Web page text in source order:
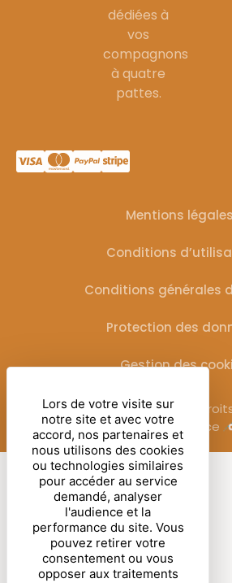
dédiées à
vos
compagnons
à quatre
pattes.
Mentions légales
Conditions
Conditions générales
Protection des
Gestion des
© Sublimora – 2025. Tous
réalisation de l’agence
Lors de votre visite sur
notre site et avec votre
accord, nos partenaires et
nous utilisons des cookies
ou technologies similaires
pour accéder au service
demandé, analyser
l'audience et la
performance du site. Vous
pouvez retirer votre
consentement ou vous
opposer aux traitements